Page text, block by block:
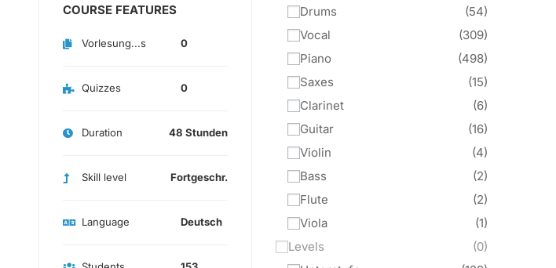
COURSE FEATURES
Vorlesung...s 0
Quizzes 0
Duration 48 Stunden
Skill level Fortgeschr.
Language Deutsch
Drums
54
Vocal
309
Piano
498
Saxes
15
Clarinet
6
Guitar
16
Violin
4
Bass
2
Flute
2
Viola
1
Levels
0